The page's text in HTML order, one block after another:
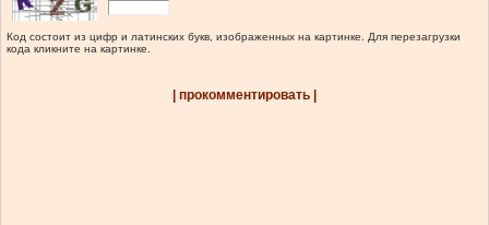
Код состоит из цифр и латинских букв, изображенных на картинке. Для перезагрузки
кода кликните на картинке.
| прокомментировать |